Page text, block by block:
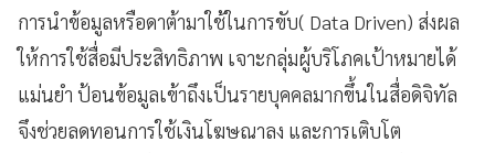
การนำข้อมูลหรือดาต้ามาใช้ในการขับ( Data Driven) ส่งผล
ให้การใช้สื่อมีประสิทธิภาพ เจาะกลุ่มผู้บริโภคเป้าหมายได้
แม่นยำ ป้อนข้อมูลเข้าถึงเป็นรายบุคคลมากขึ้นในสื่อดิจิทัล
จึงช่วยลดทอนการใช้เงินโฆษณาลง และการเติบโต